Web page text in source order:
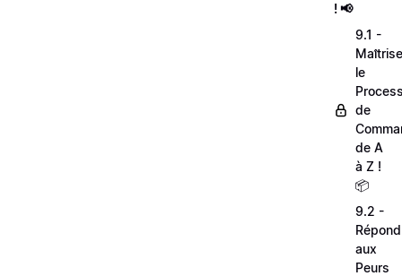
! 📢
9.1 -
Maîtrise
le
de
de A
à Z !
📦
9.2 -
aux
Peurs